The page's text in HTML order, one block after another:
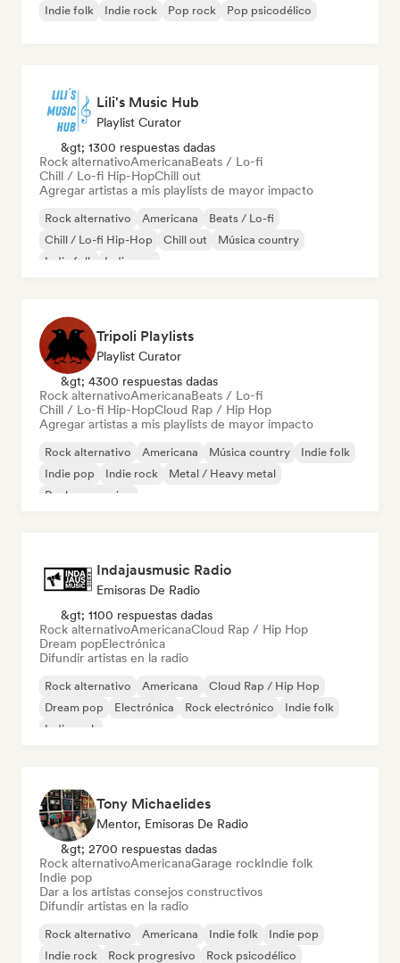
Indie folk
Indie rock Pop rock Pop psicodélico
Lili's Music Hub
Playlist Curator
&gt; 1300 respuestas dadas
Rock alternativoAmericanaBeats / Lo-fi
Chill / Lo-fi Hip-HopChill out
Agregar artistas a mis playlists de mayor impacto
Rock alternativo Americana
Beats / Lo-fi
Chill / Lo-fi Hip-Hop
Chill out
Música country
Indie folk
Indie pop
Tripoli Playlists
Playlist Curator
&gt; 4300 respuestas dadas
Rock alternativoAmericanaBeats / Lo-fi
Chill / Lo-fi Hip-HopCloud Rap / Hip Hop
Agregar artistas a mis playlists de mayor impacto
Rock alternativo Americana Música country
Indie folk
Indie pop
Indie rock
Metal / Heavy metal
Rock progresivo
Indajausmusic Radio
Emisoras De Radio
&gt; 1100 respuestas dadas
Rock alternativoAmericanaCloud Rap / Hip Hop
Dream popElectrónica
Difundir artistas en la radio
Rock alternativo Americana
Cloud Rap / Hip Hop
Dream pop
Electrónica Rock electrónico
Indie folk
Indie rock
Tony Michaelides
Mentor, Emisoras De Radio
&gt; 2700 respuestas dadas
Rock alternativoAmericanaGarage rockIndie folk
Indie pop
Dar a los artistas consejos constructivos
Difundir artistas en la radio
Rock alternativo Americana Indie folk
Indie pop
Indie rock
Rock progresivo Rock psicodélico